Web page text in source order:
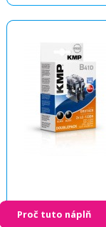
Proč tuto náplň